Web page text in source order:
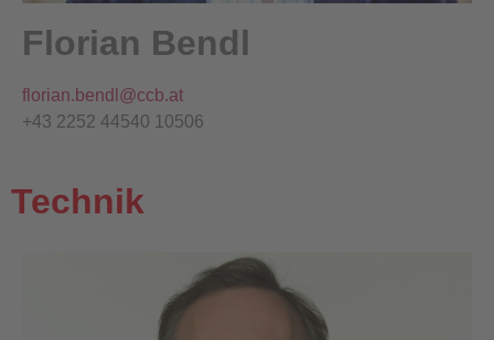
Florian Bendl
florian.bendl@ccb.at
+43 2252 44540 10506
Technik